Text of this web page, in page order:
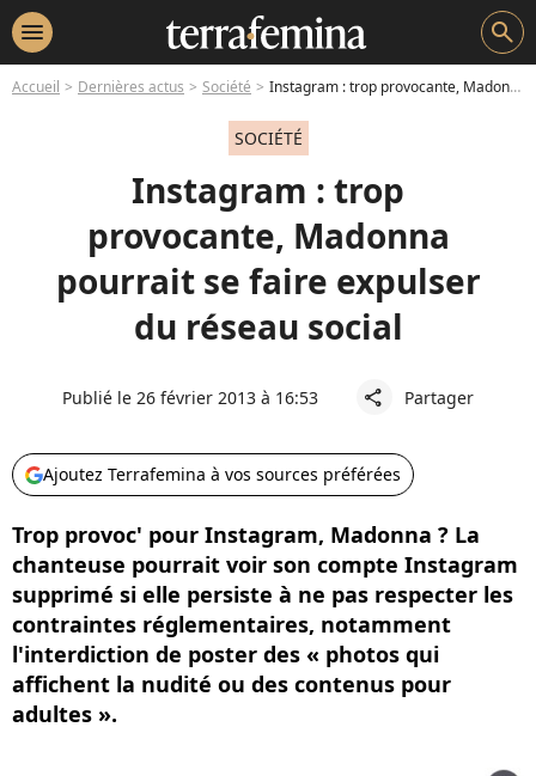
menu search
Accueil Dernières actus Société Instagram : trop provocante, Madonna pourrait se faire expulser du réseau social
SOCIÉTÉ
Instagram : trop
provocante, Madonna
pourrait se faire expulser
du réseau social
Publié le 26 février 2013 à 16:53 share Partager
Ajoutez Terrafemina à vos sources préférées
Trop provoc' pour Instagram, Madonna ? La
chanteuse pourrait voir son compte Instagram
supprimé si elle persiste à ne pas respecter les
contraintes réglementaires, notamment
l'interdiction de poster des « photos qui
affichent la nudité ou des contenus pour
adultes ».